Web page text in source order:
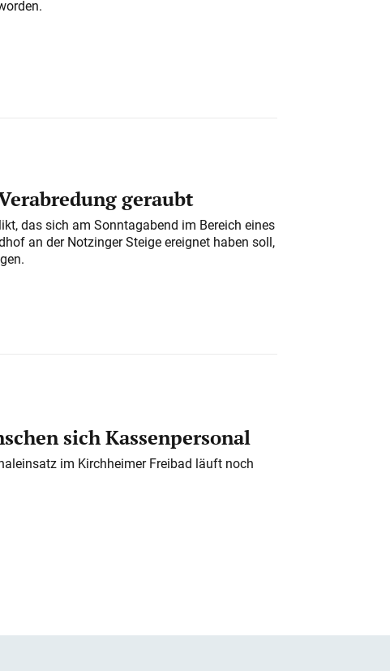
geraubt
das sich am Sonntagabend im Bereich eines
an der Notzinger Steige ereignet haben soll,
sich Kassenpersonal
im Kirchheimer Freibad läuft noch